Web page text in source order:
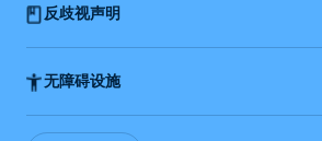
反歧视声明
无障碍设施